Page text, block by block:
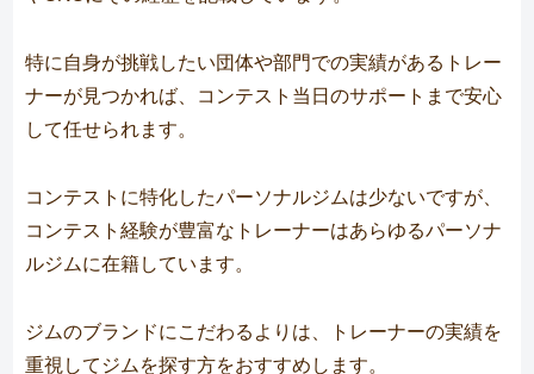
特に自身が挑戦したい団体や部門での実績があるトレー
ナーが見つかれば、コンテスト当日のサポートまで安心
して任せられます。
コンテストに特化したパーソナルジムは少ないですが、
コンテスト経験が豊富なトレーナーはあらゆるパーソナ
ルジムに在籍しています。
ジムのブランドにこだわるよりは、トレーナーの実績を
重視してジムを探す方をおすすめします。